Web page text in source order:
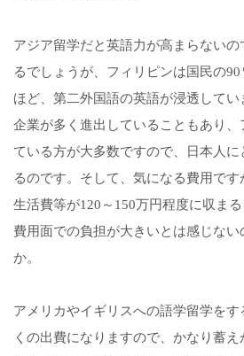
アジア留学だと英語力が高まらない
るでしょうが、フィリピンは国民の
ほど、第二外国語の英語が浸透して
企業が多く進出していることもあり、
ている方が大多数ですので、日本人
るのです。そして、気になる費用です
生活費等が120～150万円程度に収まる
費用面での負担が大きいとは感じない
か。
アメリカやイギリスへの語学留学を
くの出費になりますので、かなり蓄